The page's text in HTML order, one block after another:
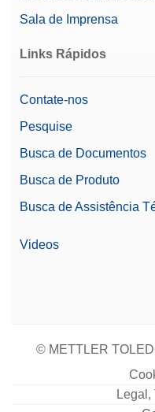
Sala de Imprensa
Links Rápidos
Contate-nos
Pesquise
Busca de Documentos
Busca de Produto
Busca de Assistência
Videos
© METTLER
Legal,